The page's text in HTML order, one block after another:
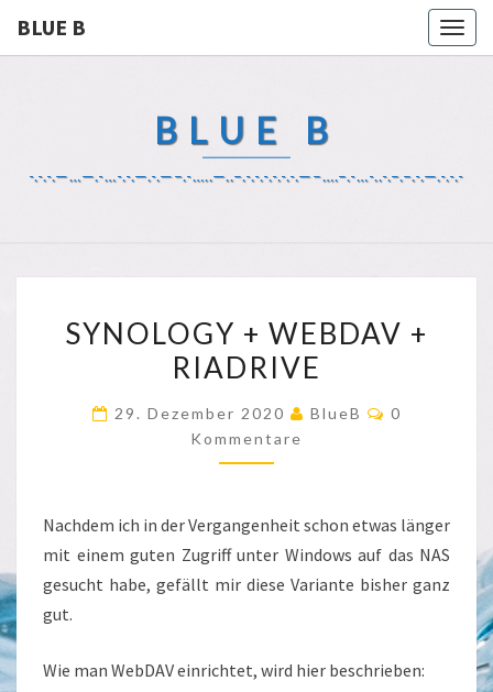
BLUE B
BLUE B
-.-.-.—…—.-…-.-.—.-.—–.-…..—..–.-.-.-.-.-.-.—–….–.-…-..-.–.–.-.—.-.-.-
+
WEBDAV
RIADRIVE
SYNOLOGY + WEBDAV +
RIADRIVE
29. Dezember 2020 BlueB
0
Kommentare
Nachdem ich in der Vergangenheit schon etwas länger
mit einem guten Zugriff unter Windows auf das NAS
gesucht habe, gefällt mir diese Variante bisher ganz
gut.
Wie man WebDAV einrichtet, wird hier beschrieben: